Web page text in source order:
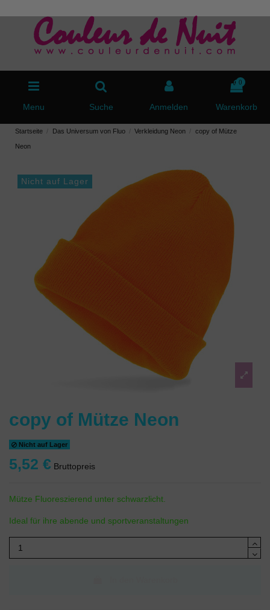
Menu Suche Anmelden
0
Warenkorb
Startseite Das Universum von Fluo Verkleidung Neon copy of Mütze
Neon
Nicht auf Lager
copy of Mütze Neon
Nicht auf Lager
5,52 € Bruttopreis
Mütze Fluoreszierend unter schwarzlicht.
Ideal für ihre abende und sportveranstaltungen